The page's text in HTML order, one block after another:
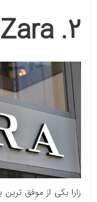
2. Zara
زارا یکی از موفق